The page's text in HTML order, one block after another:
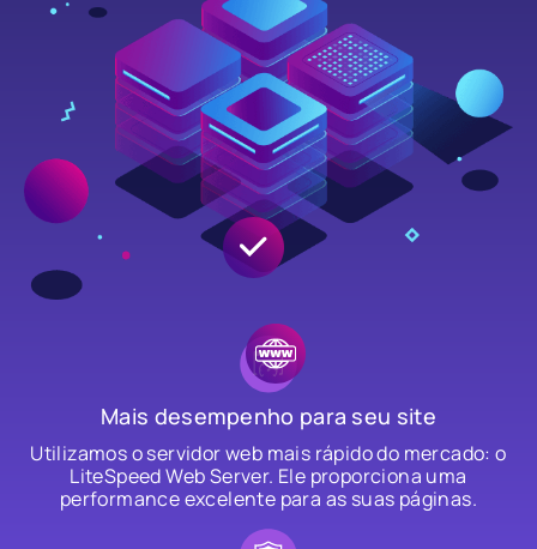
Mais desempenho para seu site
Utilizamos o servidor web mais rápido do mercado: o
LiteSpeed Web Server. Ele proporciona uma
performance excelente para as suas páginas.